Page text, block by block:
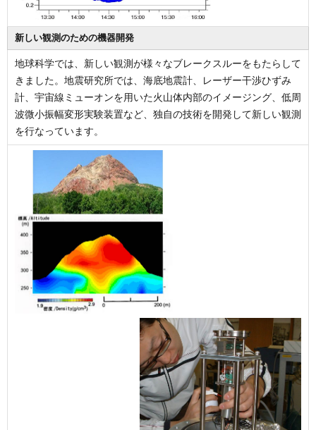
新しい観測のための機器開発
地球科学では、新しい観測が様々なブレークスルーをもたらして
きました。地震研究所では、海底地震計、レーザー干渉ひずみ
計、宇宙線ミューオンを用いた火山体内部のイメージング、低周
波微小振幅変形実験装置など、独自の技術を開発して新しい観測
を行なっています。